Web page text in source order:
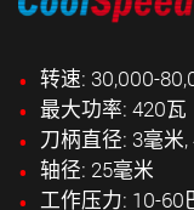
转速: 30,000-
最大功率: 420瓦
刀柄直径: 3毫米
轴径: 25毫米
工作压力: 10-60